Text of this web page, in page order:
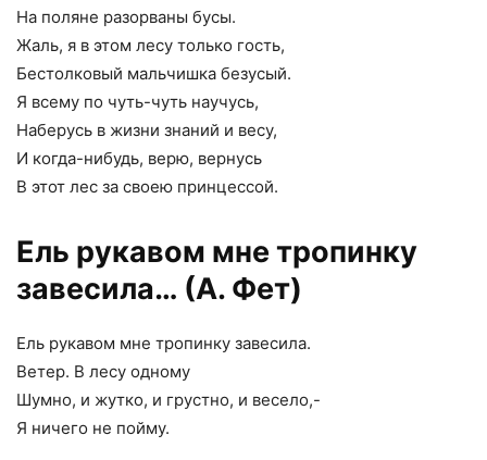
На поляне разорваны бусы.
Жаль, я в этом лесу только гость,
Бестолковый мальчишка безусый.
Я всему по чуть-чуть научусь,
Наберусь в жизни знаний и весу,
И когда-нибудь, верю, вернусь
В этот лес за своею принцессой.
Ель рукавом мне тропинку
завесила… (А. Фет)
Ель рукавом мне тропинку завесила.
Ветер. В лесу одному
Шумно, и жутко, и грустно, и весело,-
Я ничего не пойму.